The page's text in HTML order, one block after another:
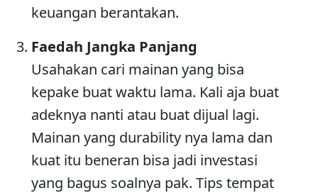
keuangan berantakan.
Faedah Jangka Panjang
Usahakan cari mainan yang bisa
kepake buat waktu lama. Kali aja buat
adeknya nanti atau buat dijual lagi.
Mainan yang durability nya lama dan
kuat itu beneran bisa jadi investasi
yang bagus soalnya pak. Tips tempat